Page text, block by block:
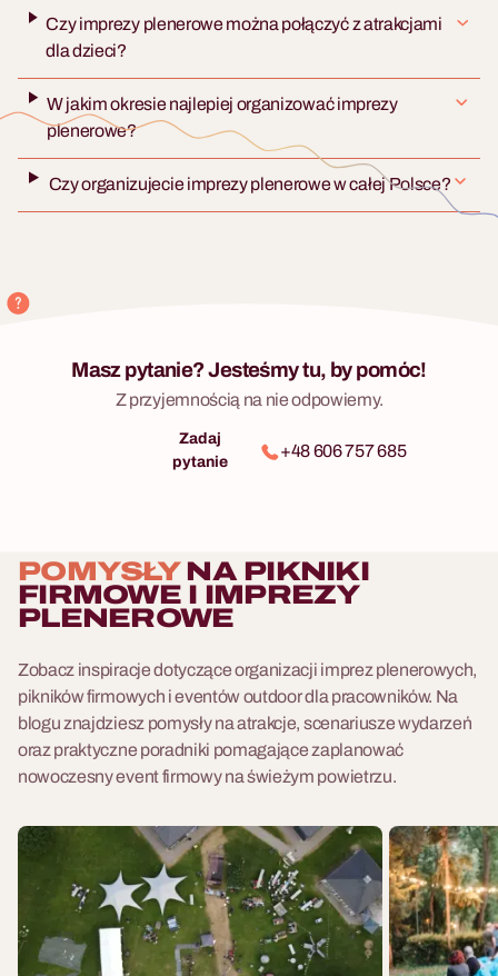
Czy imprezy plenerowe można połączyć z atrakcjami
dla dzieci?
W jakim okresie najlepiej organizować imprezy
plenerowe?
Czy organizujecie imprezy plenerowe w całej Polsce?
Masz pytanie? Jesteśmy tu, by pomóc!
Z przyjemnością na nie odpowiemy.
Zadaj
pytanie
+48 606 757 685
POMYSŁYNA PIKNIKI
FIRMOWE I IMPREZY
PLENEROWE
Zobacz inspiracje dotyczące organizacji imprez plenerowych,
pikników firmowych i eventów outdoor dla pracowników. Na
blogu znajdziesz pomysły na atrakcje, scenariusze wydarzeń
oraz praktyczne poradniki pomagające zaplanować
nowoczesny event firmowy na świeżym powietrzu.